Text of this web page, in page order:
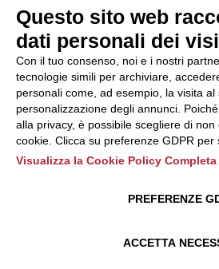
Questo sito web
dati personali dei
Con il tuo consenso, noi e i nostri
tecnologie simili per archiviare,
personali come, ad esempio, la visita al
personalizzazione degli annunci.
alla privacy, è possibile scegliere di
cookie. Clicca su preferenze GDPR per
Visualizza la Cookie Policy Completa
ACCETTA
PREFERENZE